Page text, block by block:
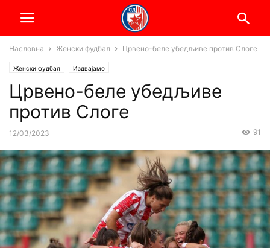
Насловна Женски фудбал Црвено-беле убедљиве против Слоге
Женски фудбал Издвајамо
Црвено-беле убедљиве
против Слоге
12/03/2023 91